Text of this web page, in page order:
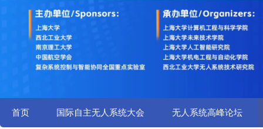
首页 国际自主无人系统大会 无人系统高峰论坛